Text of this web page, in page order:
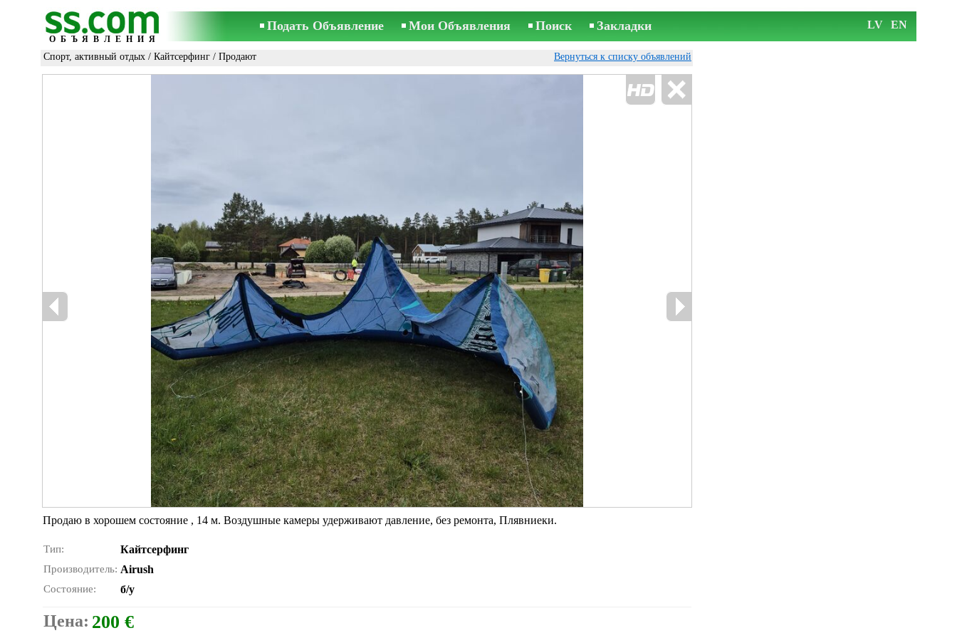
ОБЪЯВЛЕНИЯ
Подать Объявление Мои Объявления Поиск Закладки LV EN
Спорт, активный отдых / Кайтсерфинг / Продают Вернуться к списку объявлений
Продаю в хорошем состояние , 14 м. Воздушные камеры удерживают давление, без ремонта, Плявниеки.
Тип: Кайтсерфинг
Производитель: Airush
Состояние: б/у
Цена: 200 €